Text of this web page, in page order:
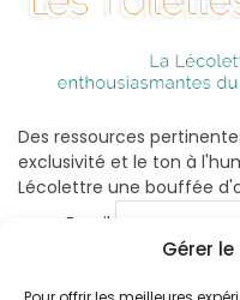
Gérer
Des ressources
exclusivité et le ton à
Lécolettre une bouffée
Email